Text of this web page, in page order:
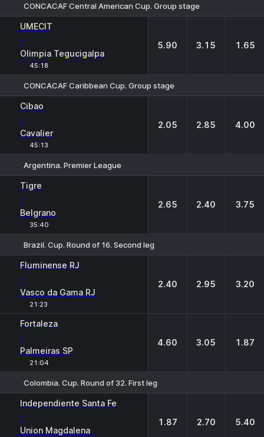
CONCACAF Central American Cup. Group stage
UMECIT
-
Olimpia Tegucigalpa
45:18
5.90 3.15 1.65
CONCACAF Caribbean Cup. Group stage
Cibao
-
Cavalier
45:13
2.05 2.85 4.00
Argentina. Premier League
Tigre
-
Belgrano
35:40
2.65 2.40 3.75
Brazil. Cup. Round of 16. Second leg
Fluminense RJ
-
Vasco da Gama RJ
21:23
2.40 2.95 3.20
Fortaleza
-
Palmeiras SP
21:04
4.60 3.05 1.87
Colombia. Cup. Round of 32. First leg
Independiente Santa Fe
-
Union Magdalena
1.87 2.70 5.40